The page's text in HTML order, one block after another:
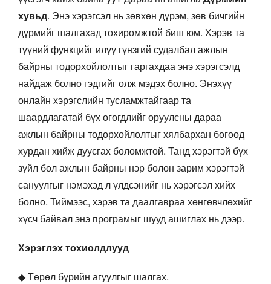
хувьд. Энэ хэрэгсэл нь зөвхөн дүрэм, зөв бичгийн
дүрмийг шалгахад тохиромжтой биш юм. Хэрэв та
түүний функцийг илүү гүнзгий судалбал ажлын
байрны тодорхойлолтыг гаргахдаа энэ хэрэгсэлд
найдаж болно гэдгийг олж мэдэх болно. Энэхүү
онлайн хэрэгслийн тусламжтайгаар та
шаардлагатай бүх өгөгдлийг оруулсны дараа
ажлын байрны тодорхойлолтыг хялбархан бөгөөд
хурдан хийж дуусгах боломжтой. Танд хэрэгтэй бүх
зүйл бол ажлын байрны нэр болон зарим хэрэгтэй
сануулгыг нэмэхэд л үлдсэнийг нь хэрэгсэл хийх
болно. Тиймээс, хэрэв та даалгавраа хөнгөвчлөхийг
хүсч байвал энэ програмыг шууд ашиглах нь дээр.
Хэрэглэх тохиолдлууд
◆ Төрөл бүрийн агуулгыг шалгах.